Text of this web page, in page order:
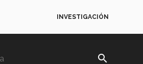
INVESTIGACIÓN
search